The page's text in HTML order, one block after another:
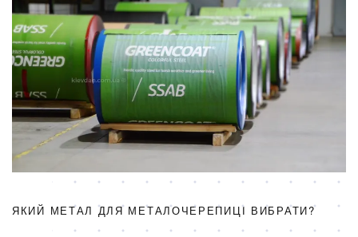
ЯКИЙ МЕТАЛ ДЛЯ МЕТАЛОЧЕРЕПИЦІ ВИБРАТИ?